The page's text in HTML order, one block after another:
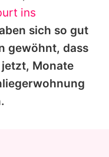
ins
sich so gut
gewöhnt, dass
Monate